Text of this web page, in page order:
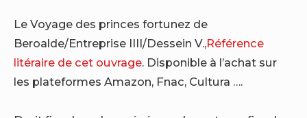
Le Voyage des princes fortunez de
Beroalde/Entreprise IIII/Dessein V.,Référence
litéraire de cet ouvrage. Disponible à l’achat sur
les plateformes Amazon, Fnac, Cultura ….